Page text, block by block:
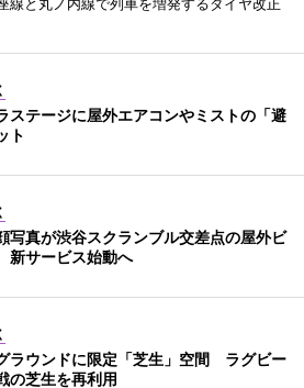
ステージに屋外エアコンやミストの「避
ト
写真が渋谷スクランブル交差点の屋外ビ
サービス始動へ
ラウンドに限定「芝生」空間 ラグビー
の芝生を再利用